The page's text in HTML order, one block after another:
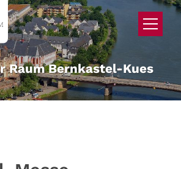
Raum Bernkastel-Kues